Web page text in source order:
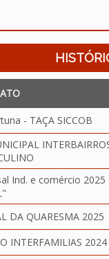
- TAÇA SICCOB
Ind. e comércio 2025
DA QUARESMA 2025
INTERFAMILIAS 2024